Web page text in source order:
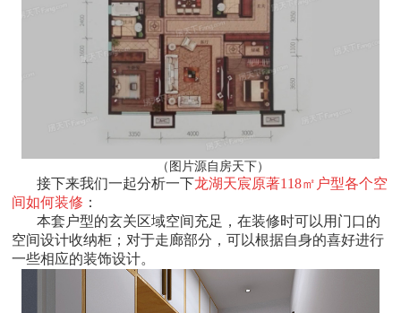
（图片源自房天下）
接下来我们一起分析一下龙湖天宸原著118㎡户型各个空
间如何装修 ：
本套户型的玄关区域空间充足，在装修时可以用门口的
空间设计收纳柜；对于走廊部分，可以根据自身的喜好进行
一些相应的装饰设计。